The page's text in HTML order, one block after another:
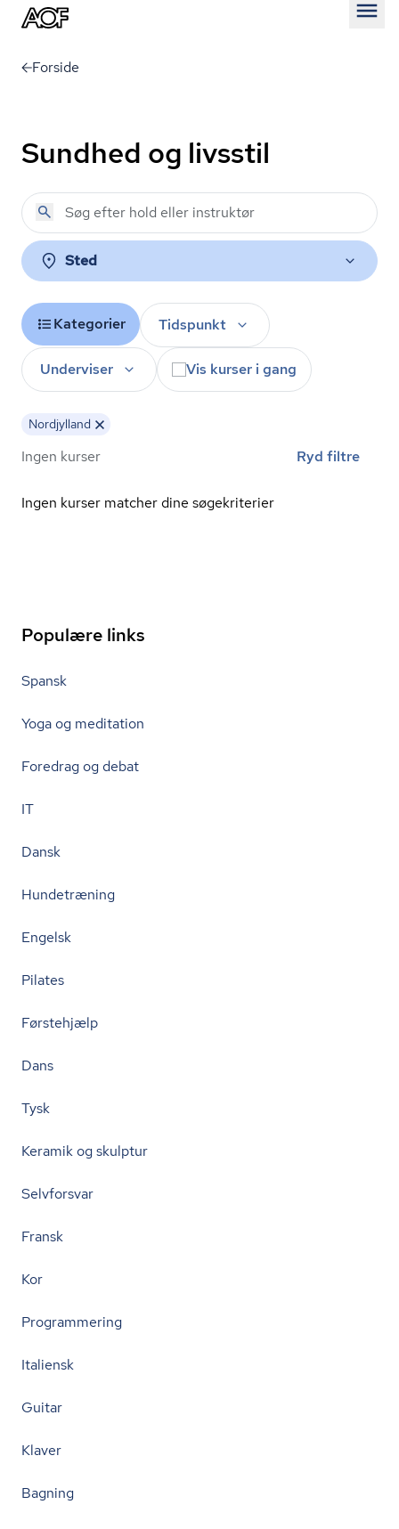
Forside
Sundhed og livsstil
Sted
Kategorier Tidspunkt
Underviser Vis kurser i gang
Nordjylland
Ingen kurser Ryd filtre
Ingen kurser matcher dine søgekriterier
Populære links
Spansk
Yoga og meditation
Foredrag og debat
IT
Dansk
Hundetræning
Engelsk
Pilates
Førstehjælp
Dans
Tysk
Keramik og skulptur
Selvforsvar
Fransk
Kor
Programmering
Italiensk
Guitar
Klaver
Bagning